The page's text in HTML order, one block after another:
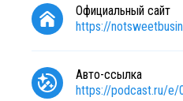
Официальный сайт
https://
Авто-ссылка
https://podcast.ru/e/